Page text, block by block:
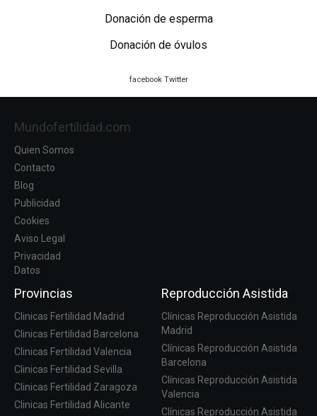
Donación de esperma
Donación de óvulos
facebook Twitter
Mundofertilidad.com
Quien Somos
Contacto
Blog
Publicidad
Cookies
Aviso Legal
Privacidad
Datos
Provincias
Clinicas Fertilidad Madrid
Clinicas Fertilidad Barcelona
Clinicas Fertilidad Valencia
Clinicas Fertilidad Sevilla
Clinicas Fertilidad Zaragoza
Clinicas Fertilidad Alicante
Reproducción Asistida
Clínicas Reproducción Asistida
Madrid
Clínicas Reproducción Asistida
Barcelona
Clínicas Reproducción Asistida
Valencia
Clínicas Reproducción Asistida